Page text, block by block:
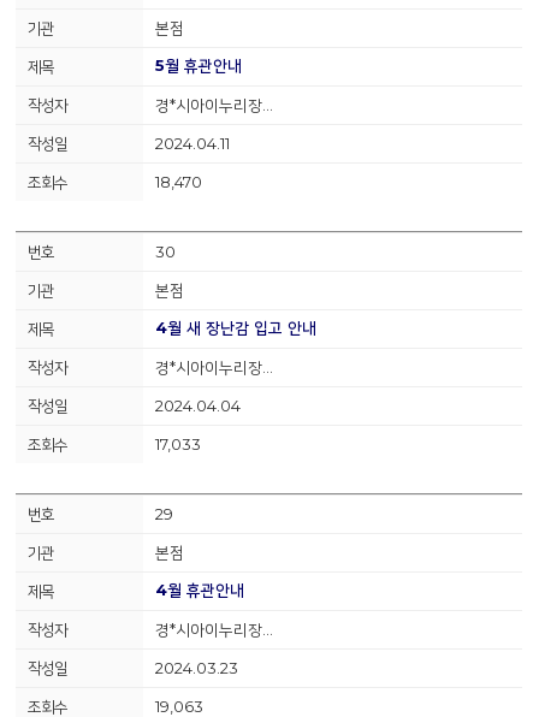
본점
5월 휴관안내
경*시아이누리장…
2024.04.11
18,470
30
본점
4월 새 장난감 입고 안내
경*시아이누리장…
2024.04.04
17,033
29
본점
4월 휴관안내
경*시아이누리장…
2024.03.23
19,063